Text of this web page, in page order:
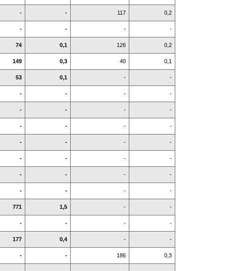
- - 117 0,2
- - - -
74 0,1 126 0,2
149 0,3 40 0,1
53 0,1 - -
- - - -
- - - -
- - - -
- - - -
- - - -
- - - -
- - - -
771 1,5 - -
- - - -
177 0,4 - -
- - 186 0,3